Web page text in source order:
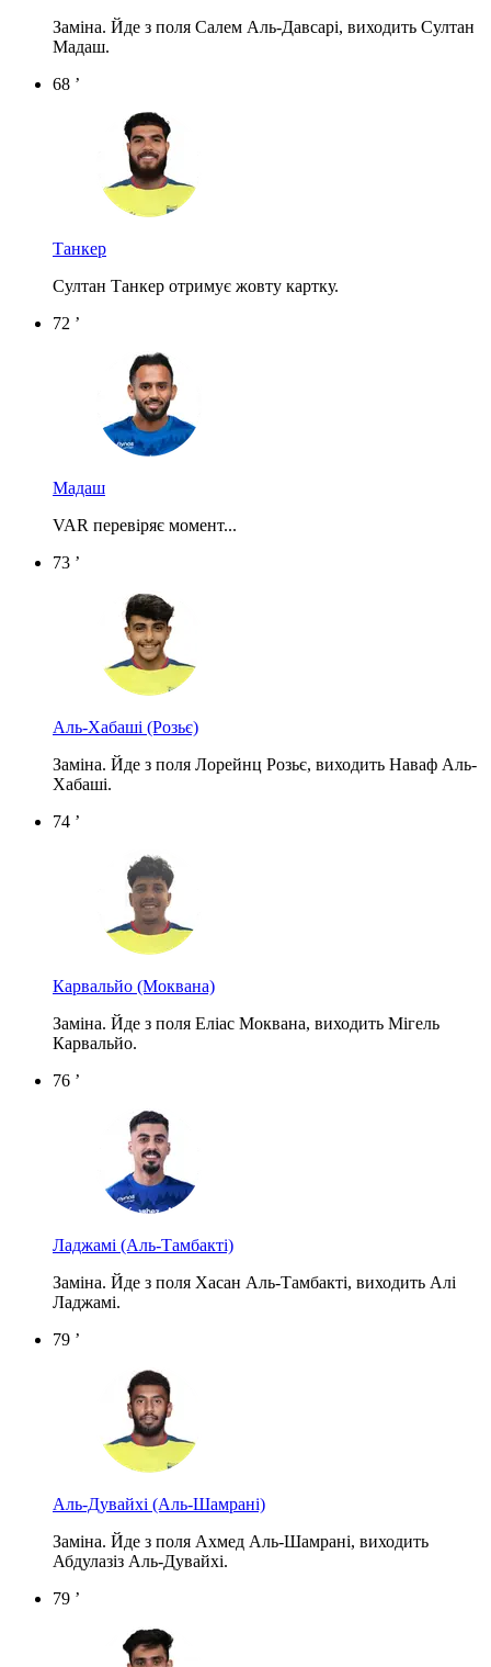
Заміна. Йде з поля Салем Аль-Давсарі, виходить Султан
Мадаш.
68 ’
Танкер
Султан Танкер отримує жовту картку.
72 ’
Мадаш
VAR перевіряє момент...
73 ’
Аль-Хабаші (Розьє)
Заміна. Йде з поля Лорейнц Розьє, виходить Наваф Аль-
Хабаші.
74 ’
Карвальйо (Моквана)
Заміна. Йде з поля Еліас Моквана, виходить Мігель
Карвальйо.
76 ’
Ладжамі (Аль-Тамбакті)
Заміна. Йде з поля Хасан Аль-Тамбакті, виходить Алі
Ладжамі.
79 ’
Аль-Дувайхі (Аль-Шамрані)
Заміна. Йде з поля Ахмед Аль-Шамрані, виходить
Абдулазіз Аль-Дувайхі.
79 ’